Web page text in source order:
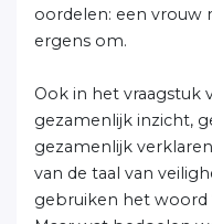
oordelen: een vrouw
ergens om.
Ook in het vraagstuk
gezamenlijk inzicht,
gezamenlijk
van de taal van
gebruiken het woord